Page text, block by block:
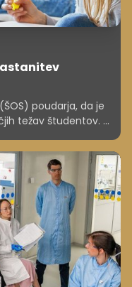
poudarja, da je
težav študentov. V
študentskih
v lastni nepremičnini,
so pojasnili v ŠOS.